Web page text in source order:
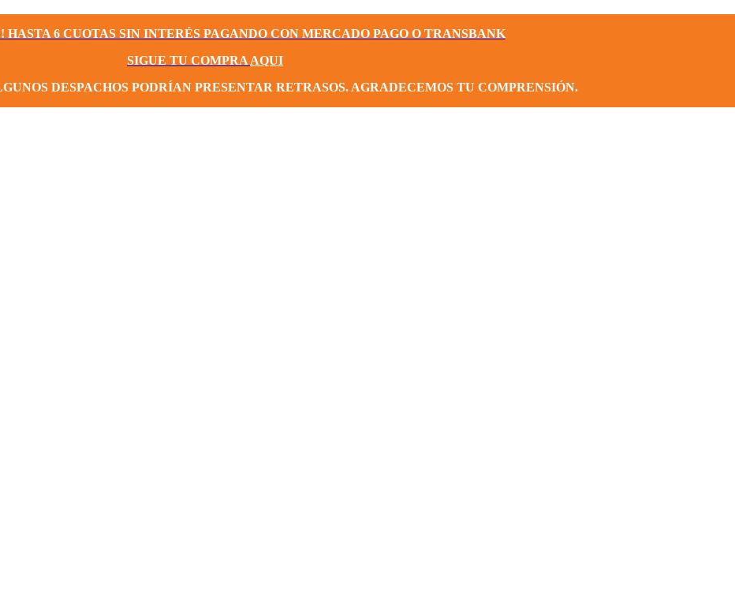
HASTA 6 CUOTAS SIN INTERÉS PAGANDO CON MERCADO PAGO O TRANSBANK
SIGUE TU COMPRA AQUI
DESPACHOS PODRÍAN PRESENTAR RETRASOS. AGRADECEMOS TU COMPRENSIÓN.